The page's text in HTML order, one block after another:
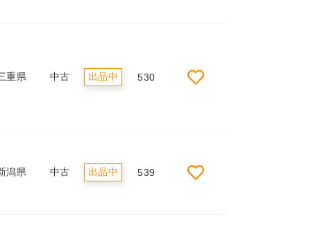
重県 中古 出品中 530
潟県 中古 出品中 539